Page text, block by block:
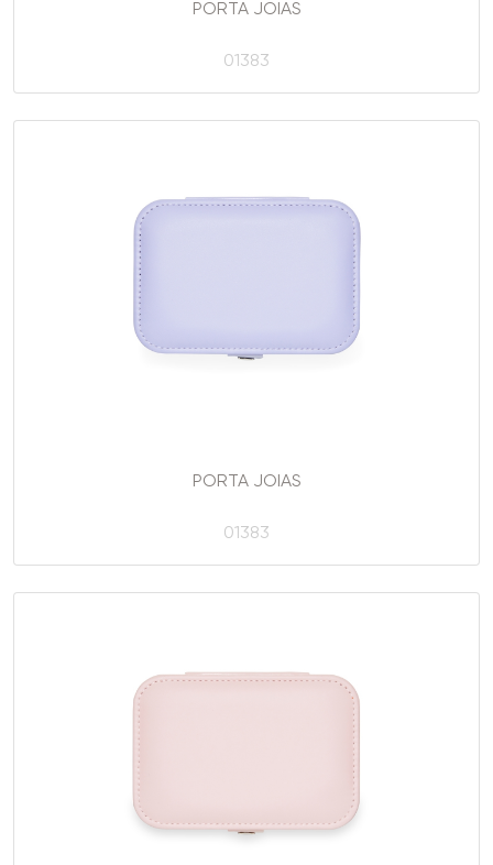
PORTA JOIAS
01383
PORTA JOIAS
01383